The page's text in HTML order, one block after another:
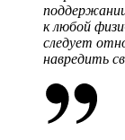
к любой
следует
навредить